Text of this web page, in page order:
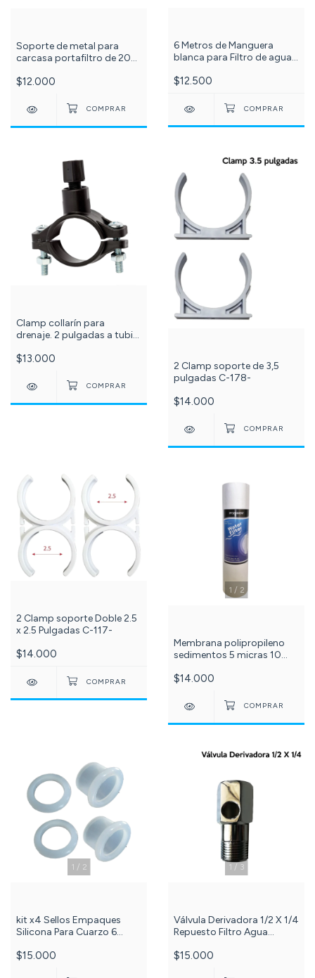
Soporte de metal para
carcasa portafiltro de 20
$12.000
6 Metros de Manguera
blanca para Filtro de agua
038-
$12.500
Clamp collarín para
drenaje. 2 pulgadas a tubin
Ósmosis Inversa. C-088-
$13.000
2 Clamp soporte de 3,5
pulgadas C-178-
$14.000
2 Clamp soporte Doble 2.5
x 2.5 Pulgadas C-117-
$14.000
1 / 2
Membrana polipropileno
sedimentos 5 micras 10
$14.000
1 / 2
kit x4 Sellos Empaques
Silicona Para Cuarzo 6
356-
$15.000
1 / 3
Válvula Derivadora 1/2 X 1/4
Repuesto Filtro Agua
$15.000